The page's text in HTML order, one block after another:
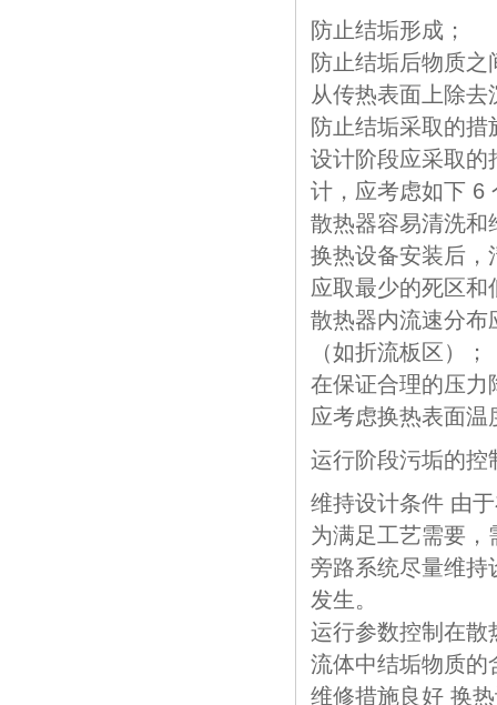
防止结垢形成；
防止结垢后物质
从传热表面上除去
防止结垢采取的
设计阶段应采取的
计，应考虑如下 6
散热器容易清洗和
换热设备安装后，
应取最少的死区和
散热器内流速分布
（如折流板区）；
在保证合理的压力
应考虑换热表面温
运行阶段污垢的控
维持设计条件 由
为满足工艺需要
旁路系统尽量维持
发生。
运行参数控制在散
流体中结垢物质的
维修措施良好 换